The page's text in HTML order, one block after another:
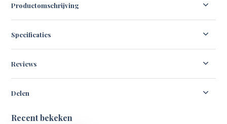
Productomschrijving
Specificaties
Reviews
Delen
Recent bekeken